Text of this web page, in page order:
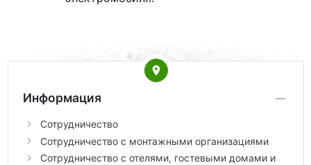
Информация
Сотрудничество
Сотрудничество с монтажными организациями
Сотрудничество с отелями, гостевыми домами и